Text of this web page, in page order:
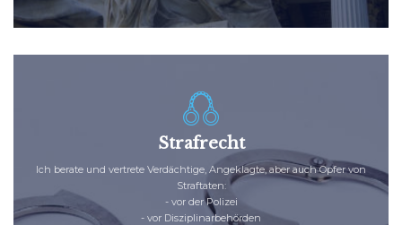
Strafrecht
Ich berate und vertrete Verdächtige, Angeklagte, aber auch Opfer von
Straftaten:
- vor der Polizei
- vor Disziplinarbehörden